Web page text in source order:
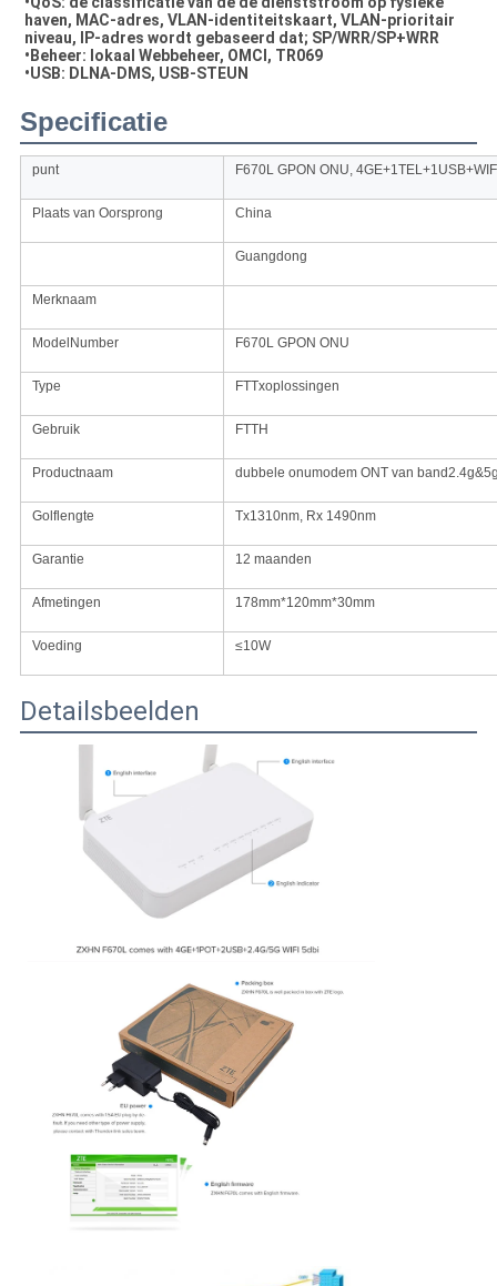
haven, MAC-adres, VLAN-identiteitskaart, VLAN-prioritair
niveau, IP-adres wordt gebaseerd dat; SP/WRR/SP+WRR
•Beheer: lokaal Webbeheer, OMCI, TR069
•USB: DLNA-DMS, USB-STEUN
Specificatie
punt F670L GPON ONU,
Plaats van Oorsprong China
Guangdong
Merknaam
ModelNumber F670L GPON ONU
Type FTTxoplossingen
Gebruik FTTH
Productnaam dubbele onumodem ONT van
Golflengte Tx1310nm, Rx 1490nm
Garantie 12 maanden
Afmetingen 178mm*120mm*30mm
Voeding ≤10W
Detailsbeelden